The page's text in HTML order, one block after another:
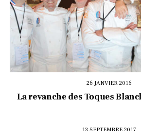
26 JANVIER 2016
La revanche des Toques